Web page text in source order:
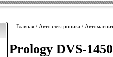
Главная / Автоэлектроника /
Prology DVS-